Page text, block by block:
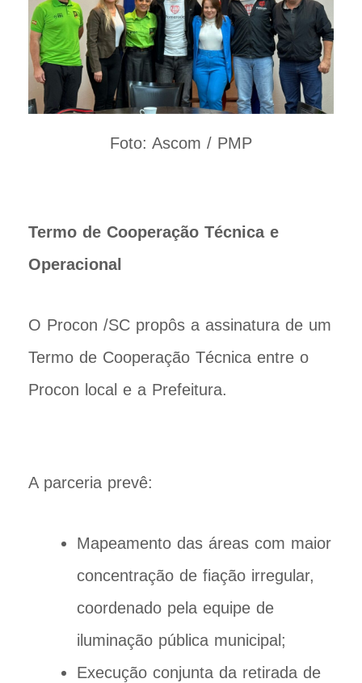
Foto: Ascom / PMP
Termo de Cooperação Técnica e
Operacional
O Procon /SC propôs a assinatura de um
Termo de Cooperação Técnica entre o
Procon local e a Prefeitura.
A parceria prevê:
Mapeamento das áreas com maior
concentração de fiação irregular,
coordenado pela equipe de
iluminação pública municipal;
Execução conjunta da retirada de